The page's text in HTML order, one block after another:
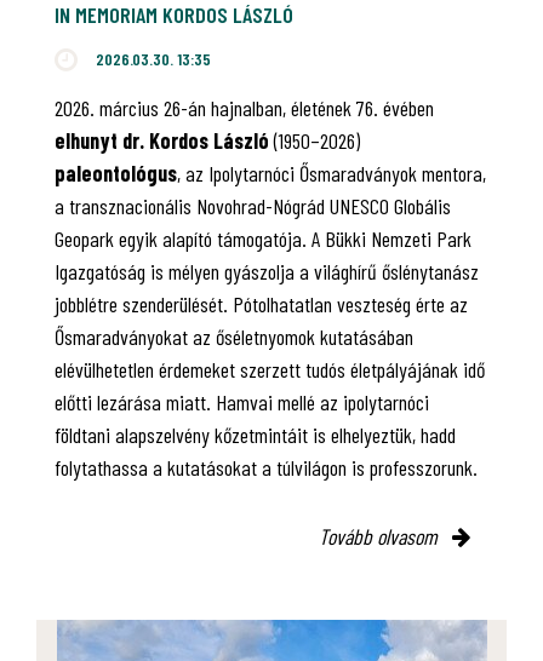
IN MEMORIAM KORDOS LÁSZLÓ
2026.03.30. 13:35
2026. március 26-án hajnalban, életének 76. évében
elhunyt dr. Kordos László(1950–2026)
paleontológus, az Ipolytarnóci Ősmaradványok mentora,
a transznacionális Novohrad-Nógrád UNESCO Globális
Geopark egyik alapító támogatója. A Bükki Nemzeti Park
Igazgatóság is mélyen gyászolja a világhírű őslénytanász
jobblétre szenderülését. Pótolhatatlan veszteség érte az
Ősmaradványokat az őséletnyomok kutatásában
elévülhetetlen érdemeket szerzett tudós életpályájának idő
előtti lezárása miatt. Hamvai mellé az ipolytarnóci
földtani alapszelvény kőzetmintáit is elhelyeztük, hadd
folytathassa a kutatásokat a túlvilágon is professzorunk.
Tovább olvasom